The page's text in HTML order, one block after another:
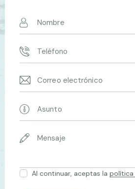
Al continuar, aceptas lapolítica